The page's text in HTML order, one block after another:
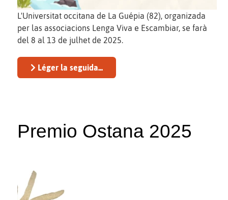
L'Universitat occitana de La Guépia (82), organizada
per las associacions Lenga Viva e Escambiar, se farà
del 8 al 13 de julhet de 2025.
Léger la seguida...
Premio Ostana 2025